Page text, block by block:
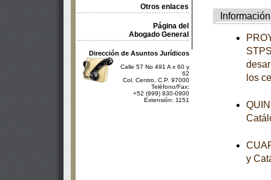
Otros enlaces
Página del
Abogado General
Dirección de Asuntos Jurídicos
Calle 57 No 491 A x 60 y
62
Col. Centro, C.P. 97000
Teléfono/Fax:
+52 (999) 930-0900
Extensión: 1151
Información
los
y